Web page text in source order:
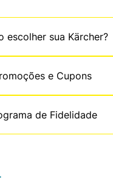
escolher sua Kärcher?
e Cupons
de Fidelidade